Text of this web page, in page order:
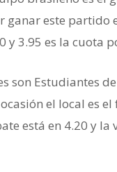
ganar este partido
y 3.95 es la cuota
son Estudiantes
el local es
está en 4.20 y